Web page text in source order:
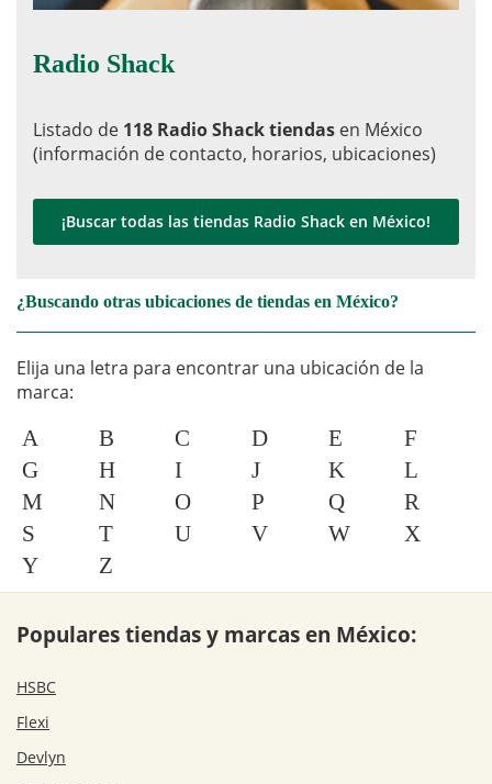
Radio Shack
Listado de 118 Radio Shack tiendas en México
(información de contacto, horarios, ubicaciones)
¡Buscar todas las tiendas Radio Shack en México!
¿Buscando otras ubicaciones de tiendas en México?
Elija una letra para encontrar una ubicación de la
marca:
A B C D E
F
G
H I J K
L
M
N O P Q
R
S
T U V W
X
Y
Z
Populares tiendas y marcas en México:
HSBC
Flexi
Devlyn